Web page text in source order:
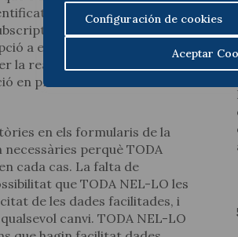
Configuración de cookies
Aceptar
de contacte i les
a la Newsletter de
a esdeveniments o
la realització de consultes o
en processos de selecció de
en els formularis de la
necessàries perquè TODA
cada cas. La falta de
que TODA NEL-LO les
de les dades facilitades, i
canvi. TODA NEL-LO